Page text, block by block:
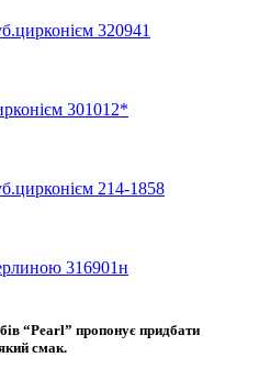
320941
301012*
214-1858
316901н
“Pearl” пропонує придбати
смак.